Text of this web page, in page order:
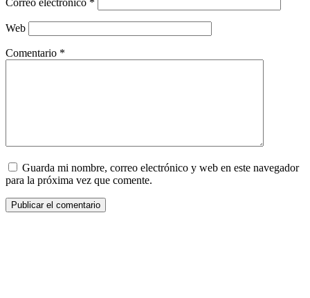
Correo electrónico *
Web
Comentario *
Guarda mi nombre, correo electrónico y web en este navegador
para la próxima vez que comente.